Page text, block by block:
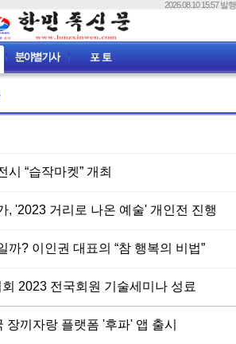
2026.08.10 15:57 발행
“습작마켓” 개최
, '2023 거리로 나온 예술' 개인전 진행
까? 이인권 대표의 “참 행복의 비법”
2023 전국회원 기술세미나 성료
장끼자랑 플랫폼 '후파' 앱 출시